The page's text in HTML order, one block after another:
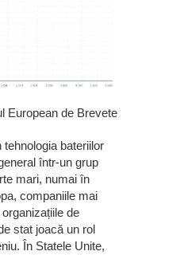
European de Brevete
bateriilor
într-un grup
mari, numai în
companiile mai
de
stat joacă un rol
În Statele Unite,